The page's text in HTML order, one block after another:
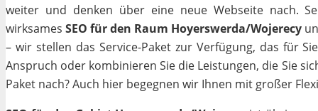
weiter und denken über eine neue Webseite nach.
wirksames SEO für den Raum Hoyerswerda/Wojerecy
– wir stellen das Service-Paket zur Verfügung, das für
Anspruch oder kombinieren Sie die Leistungen, die Sie
Paket nach? Auch hier begegnen wir Ihnen mit großer